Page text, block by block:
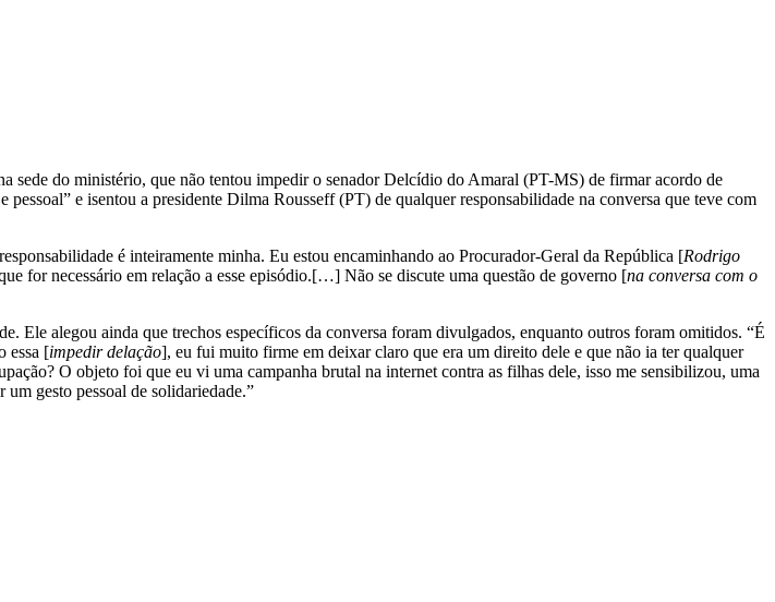
do ministério, que não tentou impedir o senador Delcídio do Amaral (PT-MS) de firmar acordo de
e isentou a presidente Dilma Rousseff (PT) de qualquer responsabilidade na conversa que teve com
é inteiramente minha. Eu estou encaminhando ao Procurador-Geral da República [Rodrigo
for necessário em relação a esse episódio.[…] Não se discute uma questão de governo [na conversa com o
Ele alegou ainda que trechos específicos da conversa foram divulgados, enquanto outros foram omitidos. “É
essa [impedir delação], eu fui muito firme em deixar claro que era um direito dele e que não ia ter qualquer
O objeto foi que eu vi uma campanha brutal na internet contra as filhas dele, isso me sensibilizou, uma
gesto pessoal de solidariedade.”